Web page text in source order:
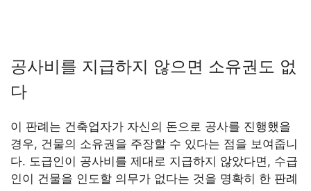
공사비를 지급하지 않으면 소유권도 없
다
이 판례는 건축업자가 자신의 돈으로 공사를 진행했을
경우, 건물의 소유권을 주장할 수 있다는 점을 보여줍니
다. 도급인이 공사비를 제대로 지급하지 않았다면, 수급
인이 건물을 인도할 의무가 없다는 것을 명확히 한 판례